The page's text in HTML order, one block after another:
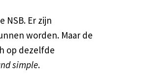
NSB. Er zijn
worden. Maar de
op dezelfde
simple.